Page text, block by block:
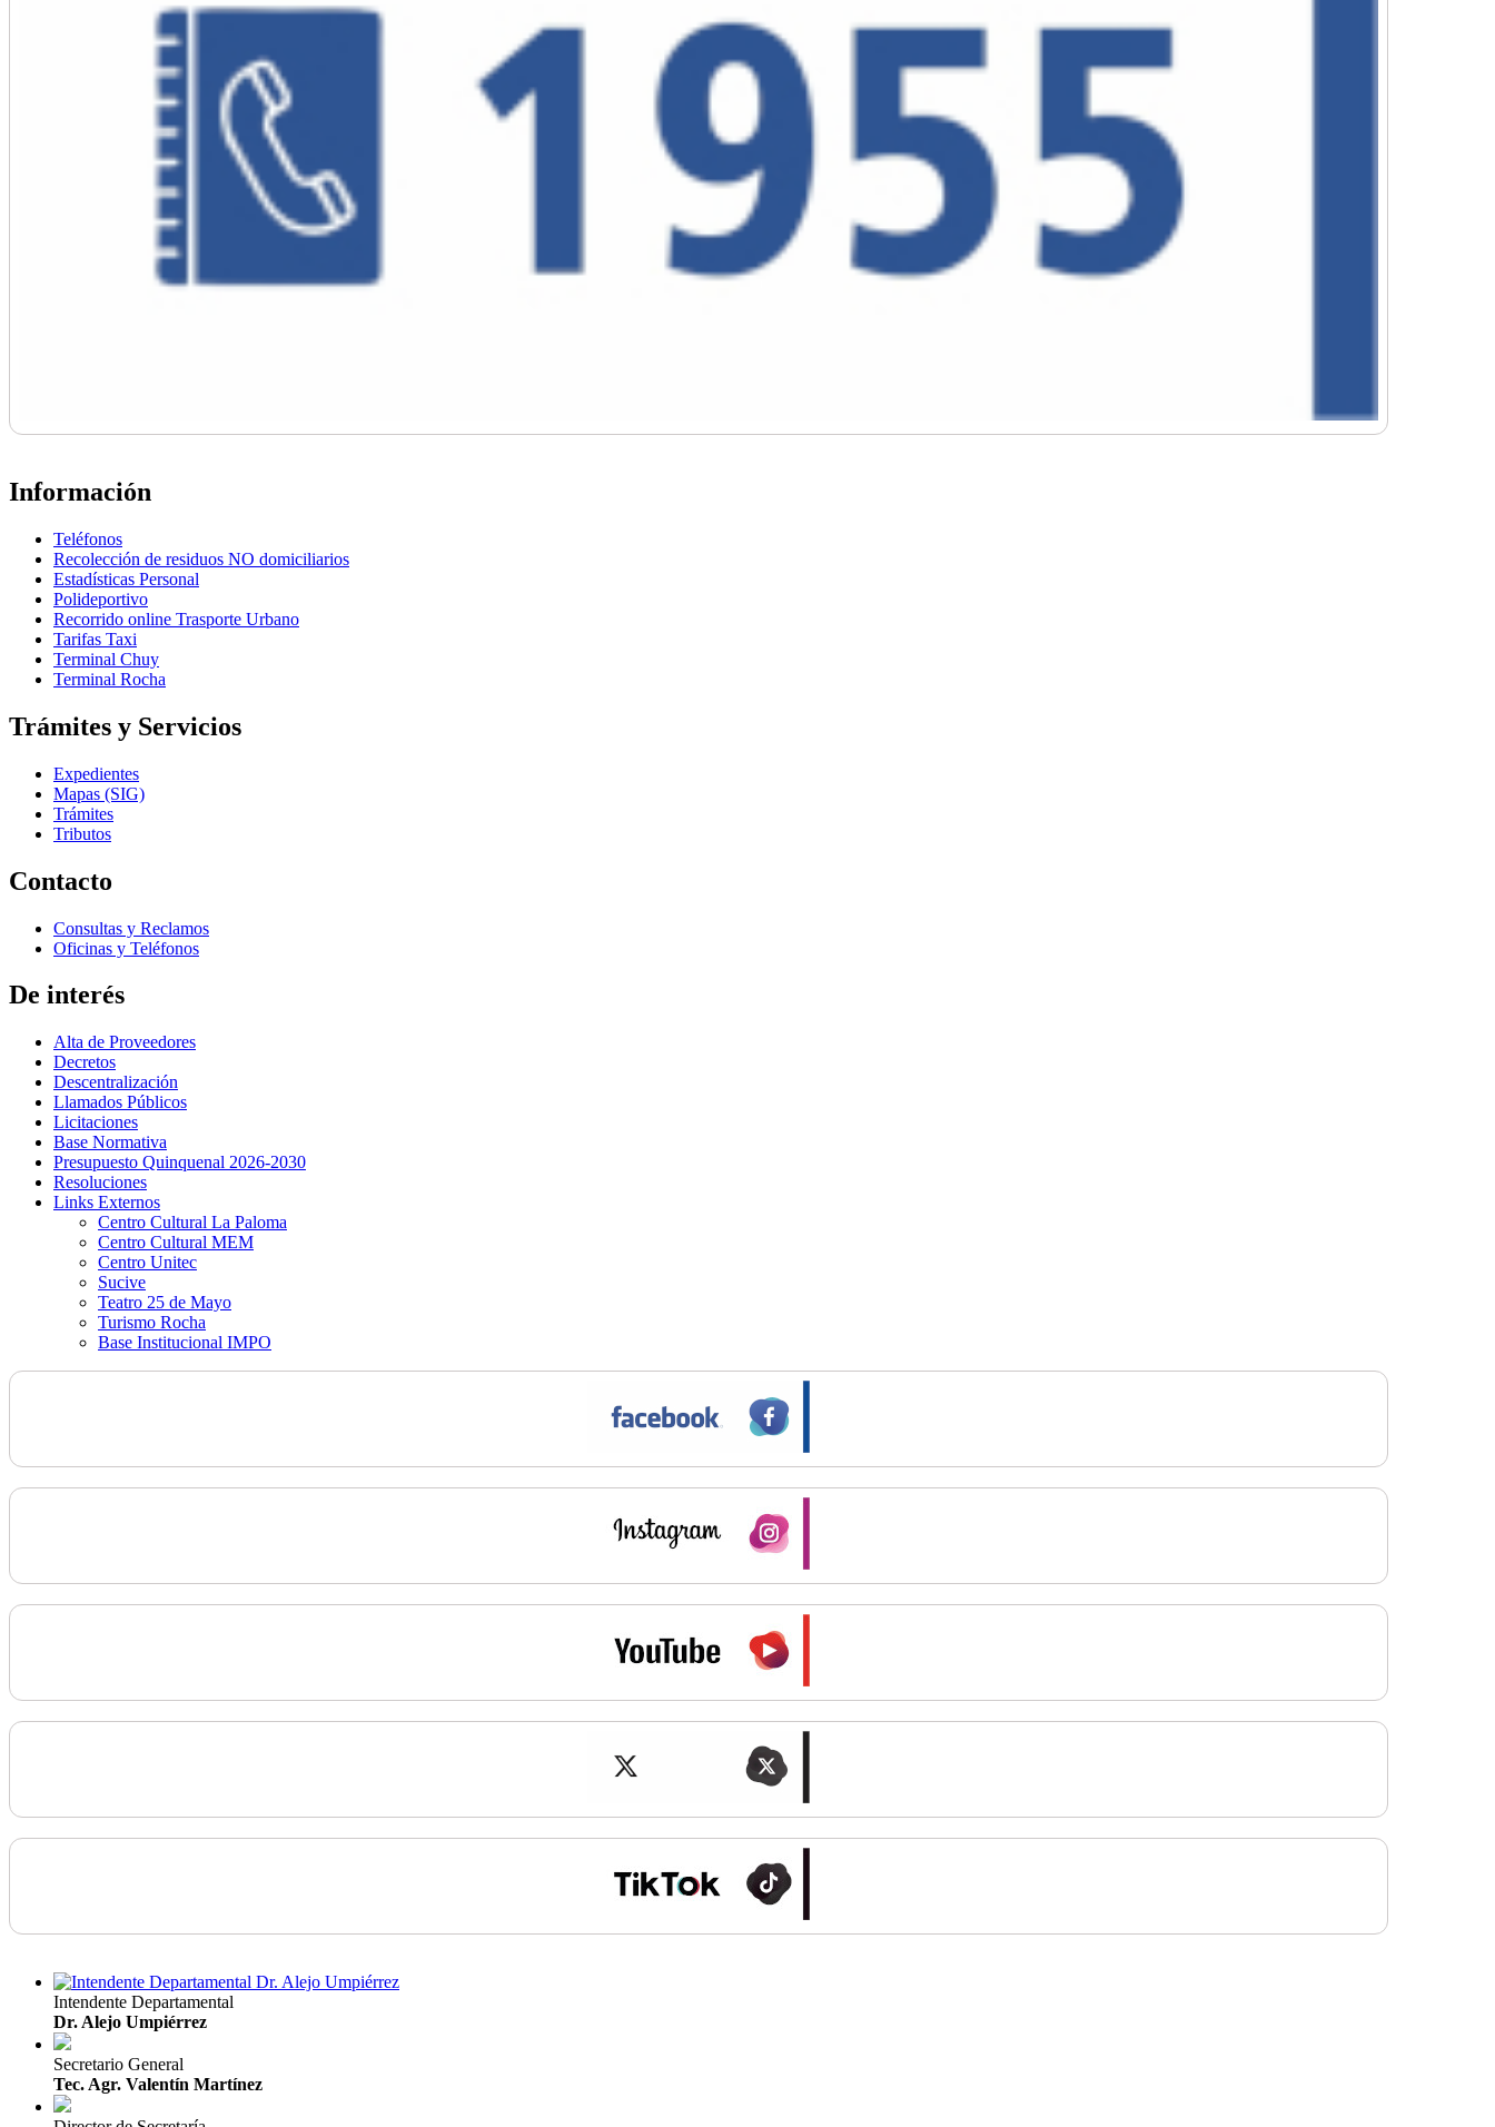
Información
Teléfonos
Recolección de residuos NO domiciliarios
Estadísticas Personal
Polideportivo
Recorrido online Trasporte Urbano
Tarifas Taxi
Terminal Chuy
Terminal Rocha
Trámites y Servicios
Expedientes
Mapas (SIG)
Trámites
Tributos
Contacto
Consultas y Reclamos
Oficinas y Teléfonos
De interés
Alta de Proveedores
Decretos
Descentralización
Llamados Públicos
Licitaciones
Base Normativa
Presupuesto Quinquenal 2026-2030
Resoluciones
Links Externos
Centro Cultural La Paloma
Centro Cultural MEM
Centro Unitec
Sucive
Teatro 25 de Mayo
Turismo Rocha
Base Institucional IMPO
Intendente Departamental
Dr. Alejo Umpiérrez
Secretario General
Tec. Agr. Valentín Martínez